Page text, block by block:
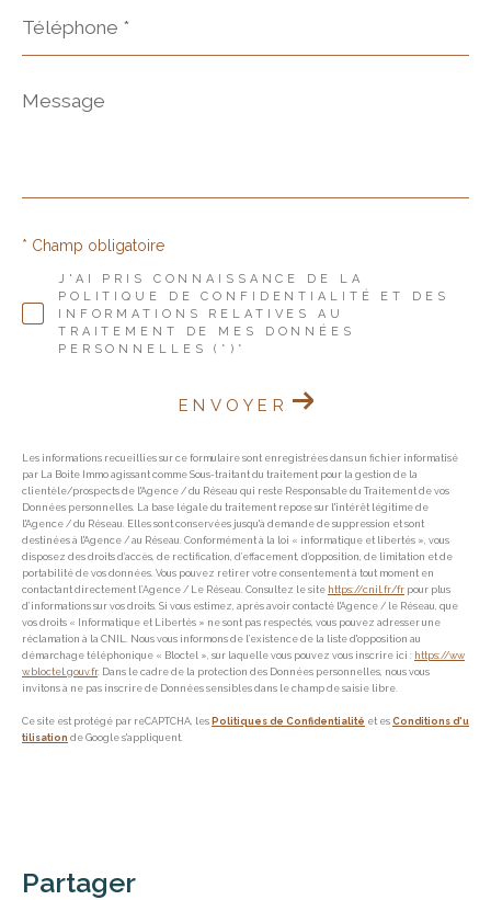
*
Message
*
J'AI PRIS CONNAISSANCE DE LA
POLITIQUE DE CONFIDENTIALITÉ ET DES
INFORMATIONS RELATIVES AU
TRAITEMENT DE MES DONNÉES
PERSONNELLES (*)*
* Champ obligatoire
ENVOYER
Les informations recueillies sur ce formulaire sont enregistrées dans un fichier informatisé
par La Boite Immo agissant comme Sous-traitant du traitement pour la gestion de la
clientèle/prospects de l'Agence / du Réseau qui reste Responsable du Traitement de vos
Données personnelles. La base légale du traitement repose sur l'intérêt légitime de
l'Agence / du Réseau. Elles sont conservées jusqu'à demande de suppression et sont
destinées à l'Agence / au Réseau. Conformément à la loi « informatique et libertés », vous
disposez des droits d’accès, de rectification, d’effacement, d’opposition, de limitation et de
portabilité de vos données. Vous pouvez retirer votre consentement à tout moment en
contactant directement l’Agence / Le Réseau. Consultez le site https://cnil.fr/fr pour plus
d’informations sur vos droits. Si vous estimez, après avoir contacté l'Agence / le Réseau, que
vos droits « Informatique et Libertés » ne sont pas respectés, vous pouvez adresser une
réclamation à la CNIL. Nous vous informons de l’existence de la liste d'opposition au
démarchage téléphonique « Bloctel », sur laquelle vous pouvez vous inscrire ici : https://ww
w.bloctel.gouv.fr. Dans le cadre de la protection des Données personnelles, nous vous
invitons à ne pas inscrire de Données sensibles dans le champ de saisie libre.
Ce site est protégé par reCAPTCHA, les Politiques de Confidentialité et es Conditions d'u
tilisation de Google s'appliquent.
partager